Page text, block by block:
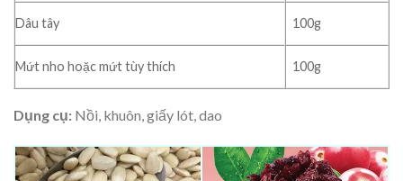
Dâu tây 100g
Mứt nho hoặc mứt tùy thích 100g
Dụng cụ: Nồi, khuôn, giấy lót, dao